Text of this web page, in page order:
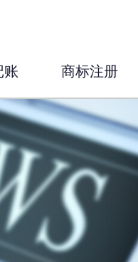
账 商标注册